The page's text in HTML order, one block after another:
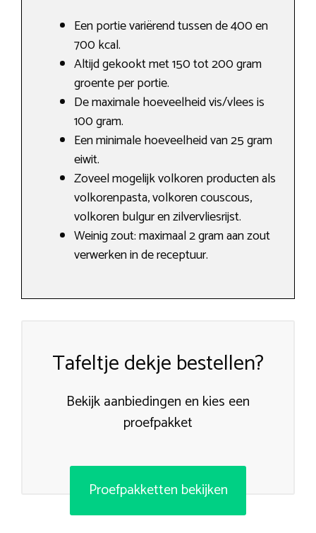
Een portie variërend tussen de 400 en
700 kcal.
Altijd gekookt met 150 tot 200 gram
groente per portie.
De maximale hoeveelheid vis/vlees is
100 gram.
Een minimale hoeveelheid van 25 gram
eiwit.
Zoveel mogelijk volkoren producten als
volkorenpasta​, volkoren couscous,
volkoren bulgur en zilvervliesrijst.
Weinig zout: maximaal 2 gram aan zout
verwerken in de receptuur.
Tafeltje dekje bestellen?
Bekijk aanbiedingen en kies een
proefpakket
Proefpakketten bekijken